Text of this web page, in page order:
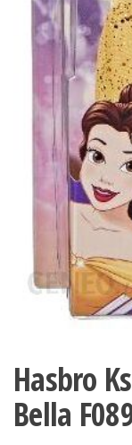
Hasbro
Bella